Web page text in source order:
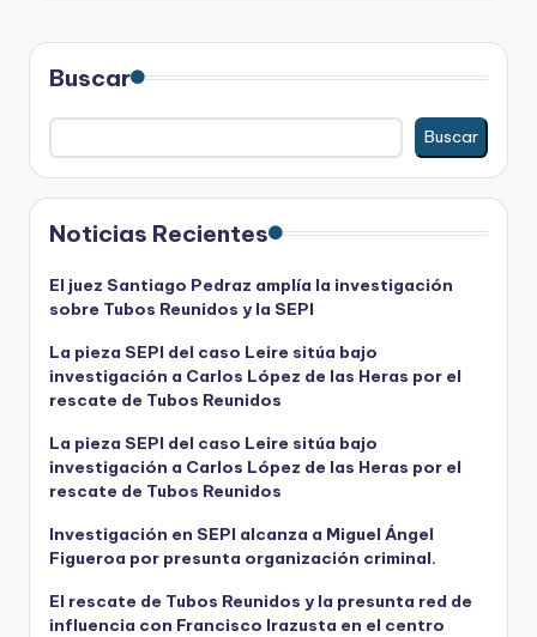
Buscar
Buscar
Noticias Recientes
El juez Santiago Pedraz amplía la investigación
sobre Tubos Reunidos y la SEPI
La pieza SEPI del caso Leire sitúa bajo
investigación a Carlos López de las Heras por el
rescate de Tubos Reunidos
La pieza SEPI del caso Leire sitúa bajo
investigación a Carlos López de las Heras por el
rescate de Tubos Reunidos
Investigación en SEPI alcanza a Miguel Ángel
Figueroa por presunta organización criminal.
El rescate de Tubos Reunidos y la presunta red de
influencia con Francisco Irazusta en el centro